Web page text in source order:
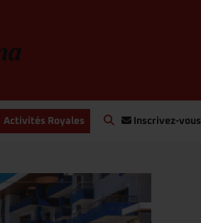
Activités Royales Inscrivez-vous